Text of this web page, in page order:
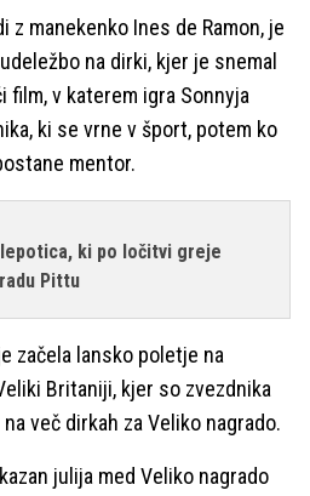
manekenko Ines de Ramon, je
na dirki, kjer je snemal
film, v katerem igra Sonnyja
ki se vrne v šport, potem ko
mentor.
ki po ločitvi greje
Pittu
začela lansko poletje na
Britaniji, kjer so zvezdnika
več dirkah za Veliko nagrado.
julija med Veliko nagrado